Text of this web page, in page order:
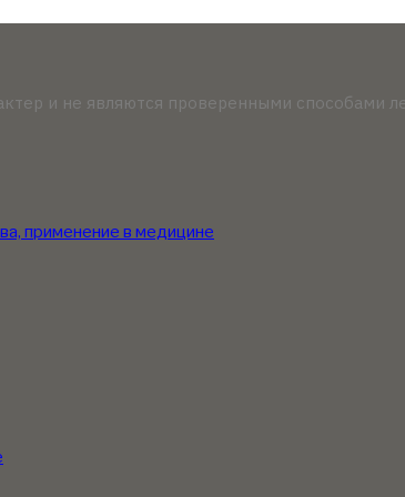
и не являются проверенными способами
применение в медицине